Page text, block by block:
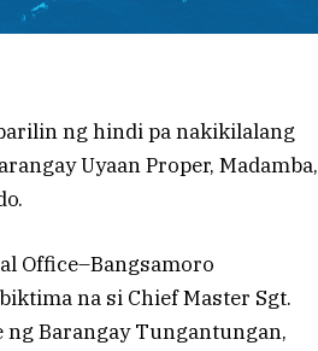
ng hindi pa nakikilalang
Uyaan Proper, Madamba,
Office–Bangsamoro
na si Chief Master Sgt.
Barangay Tungantungan,